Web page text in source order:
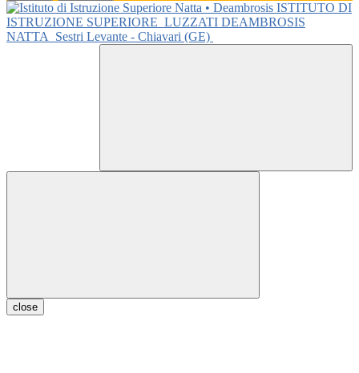
ISTITUTO DI
ISTRUZIONE SUPERIORE LUZZATI DEAMBROSIS
NATTA
Sestri Levante - Chiavari (GE)
close